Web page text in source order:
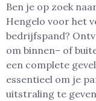
Ben je op zoek
Hengelo voor het
bedrijfspand?
om binnen– of
een complete
essentieel om je
uitstraling te